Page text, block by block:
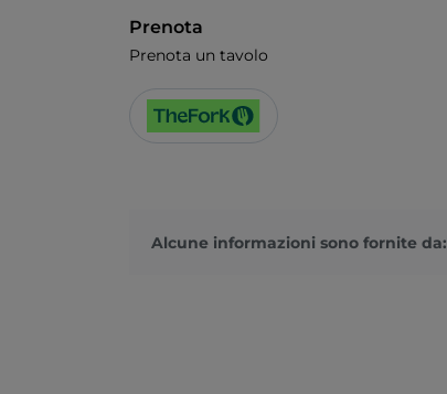
Prenota
Prenota un tavolo
Alcune informazioni sono fornite da: